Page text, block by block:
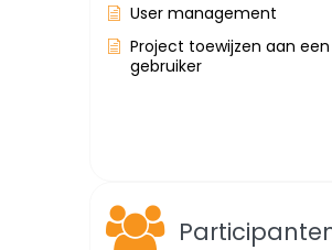
User management
Project toewijzen aan een
gebruiker